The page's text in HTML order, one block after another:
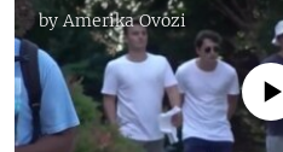
by Amerika Ovozi
No media source